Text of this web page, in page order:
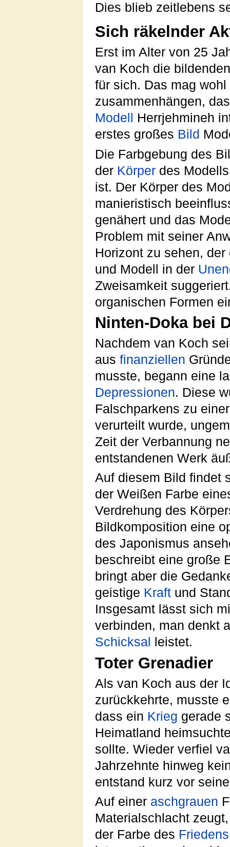
Dies blieb zeitlebens
Sich räkelnder
Erst im Alter von 25
van Koch die
für sich. Das mag wohl
zusammenhängen,
Modell
Herrjehmineh
erstes großes Bild
Die Farbgebung des
der Körper des
ist. Der Körper des
manieristisch
genähert und das
Problem mit seiner
Horizont zu sehen,
und Modell in der
Zweisamkeit
organischen Formen
Ninten-Doka bei
Nachdem van Koch
aus finanziellen
musste, begann eine
Depressionen. Diese
Falschparkens zu
verurteilt wurde,
Zeit der Verbannung
entstandenen Werk
Auf diesem Bild findet
der Weißen Farbe
Verdrehung des
Bildkomposition eine
des Japonismus
beschreibt eine große
bringt aber die
geistige Kraft und
Insgesamt lässt sich
verbinden, man denkt
Schicksal
leistet.
Toter Grenadier
Als van Koch aus der
zurückkehrte, musste
dass ein Krieg gerade
Heimatland
sollte. Wieder verfiel
Jahrzehnte hinweg
entstand kurz vor
Auf einer aschgrauen
Materialschlacht
der Farbe des Friedens